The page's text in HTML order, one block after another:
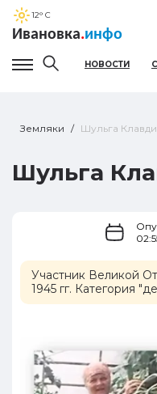
Ивановка.инфо
12° C
Гамбургер меню
НОВОСТИ
Земляки Шульга
Шульга
Участник Великой
1945 гг. Категория